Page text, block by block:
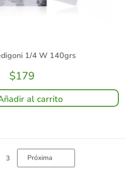
1/4 W 140grs
$179
al carrito
3 Próxima